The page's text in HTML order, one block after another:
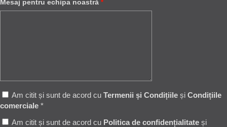
Mesaj pentru echipa noastră *
Am citit și sunt de acord cu Termenii și Condițiile și Condițiile
comerciale *
Am citit și sunt de acord cu Politica de confidențialitate și